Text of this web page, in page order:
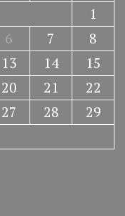
1
6 7
8
13 14
15
20 21
22
27 28
29